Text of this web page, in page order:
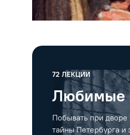
72 ЛЕКЦИИ
Любимые
Побывать при дворе
тайны Петербурга и